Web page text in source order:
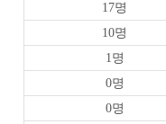
17명
10명
1명
0명
0명